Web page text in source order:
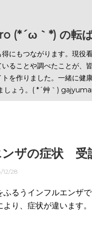
(*´ω｀*) の転
にもつながります。現役
ることや調べたことが、
を作りました。一緒に健
しょう。( *´艸｀)
ンザの症状 受
12/28
ふるうインフルエンザ
り、症状が違います。